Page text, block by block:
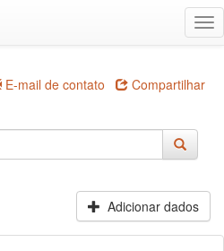
E-mail de contato Compartilhar
Adicionar dados